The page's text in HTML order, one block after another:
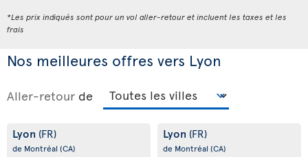
*Les prix indiqués sont pour un vol aller-retour et incluent les taxes et les
frais
Nos meilleures offres vers Lyon
Aller-retour de
Lyon (FR)
de Montréal (CA)
Lyon (FR)
de Montréal (CA)